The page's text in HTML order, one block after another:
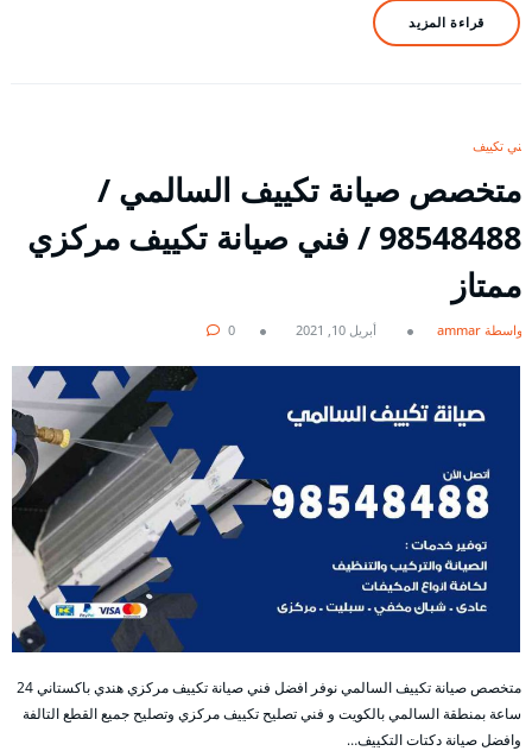
قراءة المزيد
فني تكييف
متخصص صيانة تكييف السالمي /
98548488 / فني صيانة تكييف مركزي
ممتاز
بواسطة ammar أبريل 10, 2021 0
متخصص صيانة تكييف السالمي نوفر افضل فني صيانة تكييف مركزي هندي باكستاني 24
ساعة بمنطقة السالمي بالكويت و فني تصليح تكييف مركزي وتصليح جميع القطع التالفة
وافضل صيانة دكتات التكييف…